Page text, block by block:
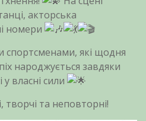
акторська
номери
які щодня
народжується завдяки
у власні сили
та неповторні!